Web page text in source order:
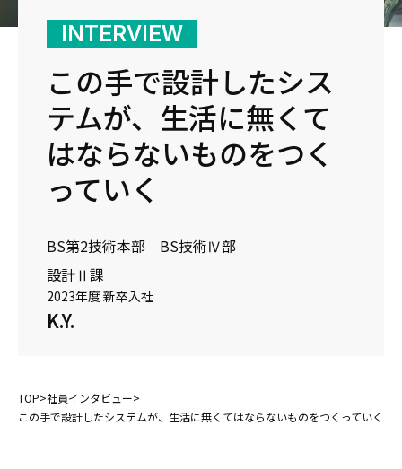
INTERVIEW
この手で設計したシス
テムが、生活に無くて
はならないものをつく
っていく
BS第2技術本部 BS技術Ⅳ部
設計Ⅱ課
2023年度 新卒入社
K.Y.
TOP>社員インタビュー>
この手で設計したシステムが、生活に無くてはならないものをつくっていく